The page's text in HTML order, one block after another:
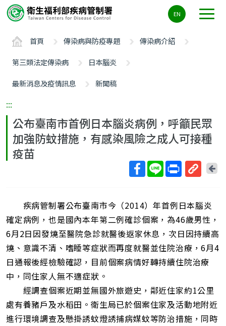
要
ALT+C
EN
首頁 傳染病與防疫專題
傳染病介紹
第三類法定傳染病
日本腦炎
最新消息及疫情訊息
新聞稿
:::
公布臺南市首例日本腦炎病例，呼籲民眾
加強防蚊措施，有感染風險之成人可接種
疫苗
短
網
址
回
疾病管制署公布臺南市今（2014）年首例日本腦炎
確定病例，也是國內本年第二例確診個案，為46歲男性，
6月2日因發燒至醫院急診就醫後返家休息，次日因持續高
燒、意識不清、嗜睡等症狀而再度就醫並住院治療，6月4
日通報後經檢驗確認，目前個案病情好轉持續住院治療
中，同住家人無不適症狀。
經調查個案近期並無國外旅遊史，鄰近住家約1公里
處有養豬戶及水稻田。衛生局已於個案住家及活動地附近
進行環境調查及懸掛誘蚊燈誘捕病媒蚊等防治措施，同時